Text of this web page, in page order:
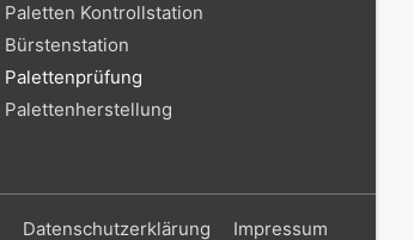
Paletten Kontrollstation
Bürstenstation
Palettenprüfung
Palettenherstellung
Datenschutzerklärung Impressum